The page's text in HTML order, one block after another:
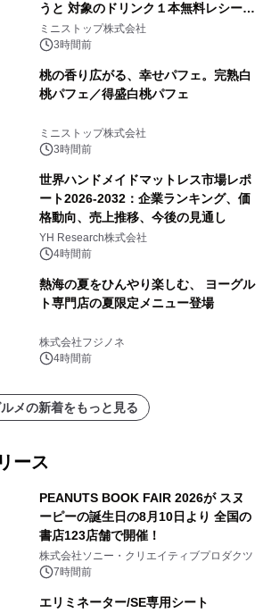
うと 対象のドリンク１本無料レシート
クーポンもらえる！※1
ミニストップ株式会社
3時間前
桃の香り広がる、幸せパフェ。完熟白
桃パフェ／得盛白桃パフェ
ミニストップ株式会社
3時間前
世界ハンドメイドマットレス市場レポ
ート2026-2032：企業ランキング、価
格動向、売上推移、今後の見通し
YH Research株式会社
4時間前
熱海の夏をひんやり楽しむ、 ヨーグル
ト専門店の夏限定メニュー登場
株式会社フジノネ
4時間前
メの新着をもっと見る
ース
PEANUTS BOOK FAIR 2026が スヌ
ーピーの誕生日の8月10日より 全国の
書店123店舗で開催！
株式会社ソニー・クリエイティブプロダクツ
7時間前
エリミネーター/SE専用シート